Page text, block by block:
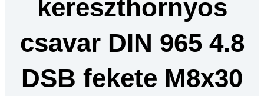
kereszthornyos
csavar DIN 965 4.8
DSB fekete M8x30